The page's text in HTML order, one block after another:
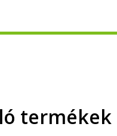
termékek